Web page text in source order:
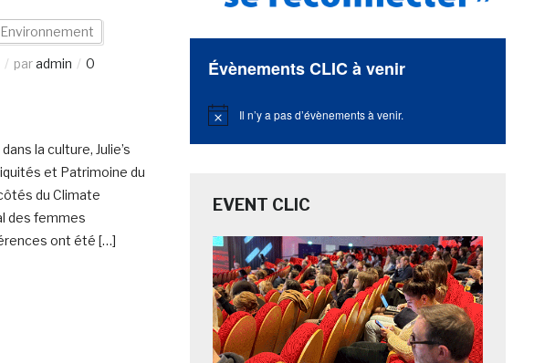
Environnement
paradmin
0
la culture, Julie’s
et Patrimoine du
du Climate
des femmes
ont été […]
Évènements CLIC à venir
Notice Il n’y a pas d’évènements à venir.
EVENT CLIC